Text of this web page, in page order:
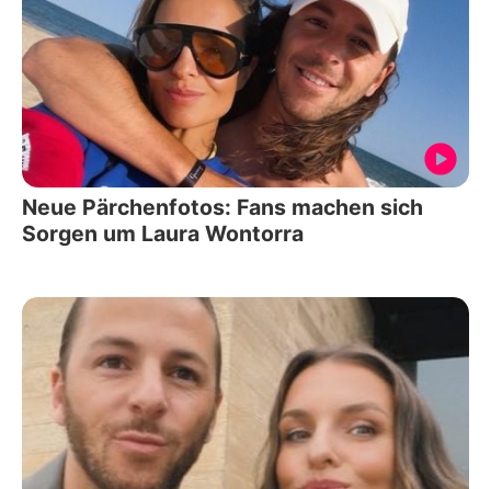
Neue Pärchenfotos: Fans machen sich
Sorgen um Laura Wontorra